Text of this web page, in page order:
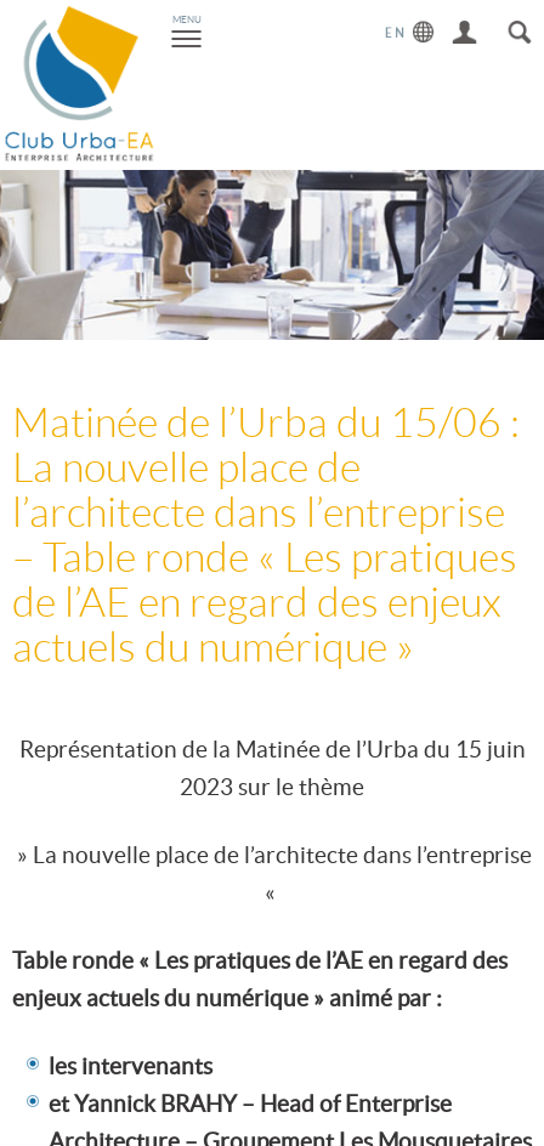
Toggle
navigation
MENU
Matinée de l’Urba du 15/06 :
La nouvelle place de
l’architecte dans l’entreprise
– Table ronde « Les pratiques
de l’AE en regard des enjeux
actuels du numérique »
Représentation de la Matinée de l’Urba du 15 juin
2023 sur le thème
» La nouvelle place de l’architecte dans l’entreprise
«
Table ronde « Les pratiques de l’AE en regard des
enjeux actuels du numérique » animé par :
les intervenants
et Yannick BRAHY – Head of Enterprise